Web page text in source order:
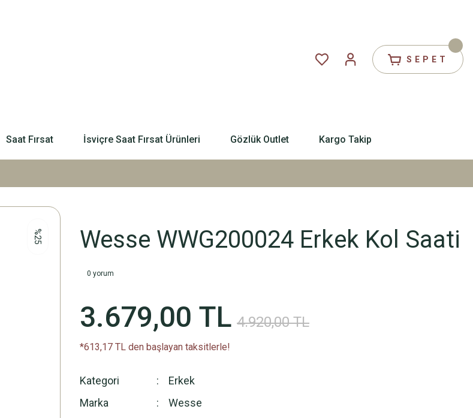
SEPET
Saat Fırsat İsviçre Saat Fırsat Ürünleri Gözlük Outlet Kargo Takip
%25 Wesse WWG200024 Erkek Kol Saati
0 yorum
3.679,00 TL 4.920,00 TL
*613,17 TL den başlayan taksitlerle!
Kategori
Erkek
Marka
Wesse